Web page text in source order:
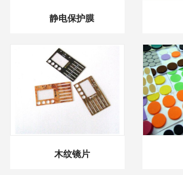
静电保护膜
木纹镜片